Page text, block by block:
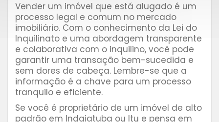
Vender um imóvel que está alugado é um
processo legal e comum no mercado
imobiliário. Com o conhecimento da Lei do
Inquilinato e uma abordagem transparente
e colaborativa com o inquilino, você pode
garantir uma transação bem-sucedida e
sem dores de cabeça. Lembre-se que a
informação é a chave para um processo
tranquilo e eficiente.
Se você é proprietário de um imóvel de alto
padrão em Indaiatuba ou Itu e pensa em